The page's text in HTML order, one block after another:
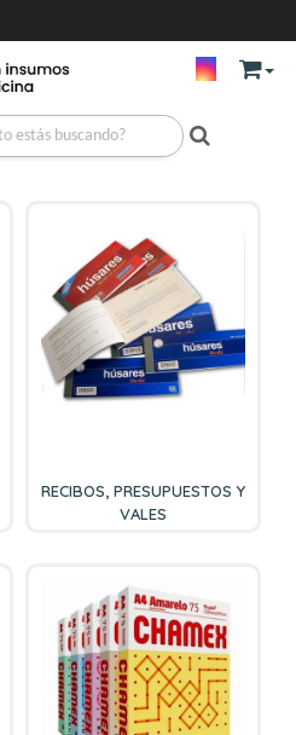
RECIBOS, PRESUPUESTOS Y
VALES